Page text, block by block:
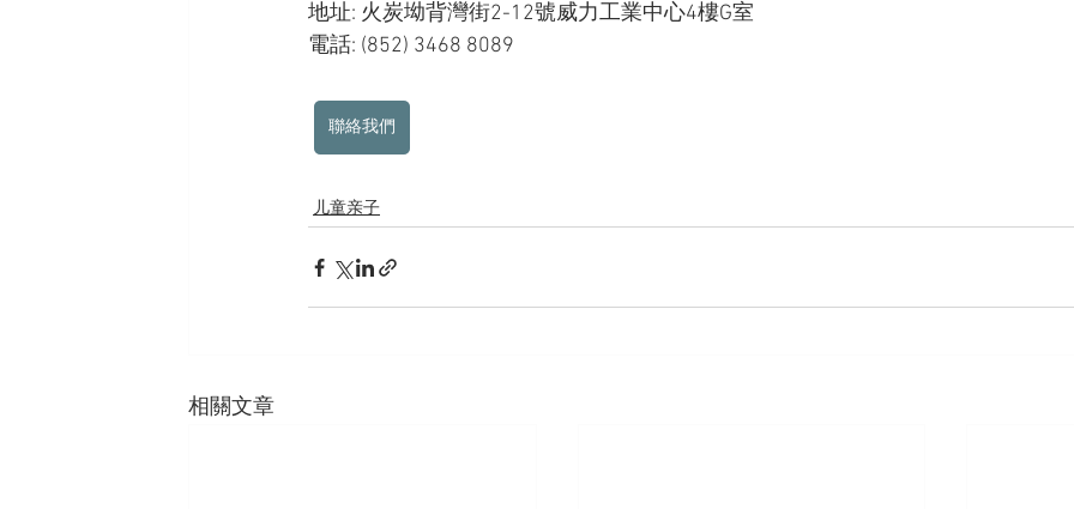
地址: 火炭坳背灣街2-12號威力工業中心4樓G室
電話: (852) 3468 8089
聯絡我們
儿童亲子
相關文章